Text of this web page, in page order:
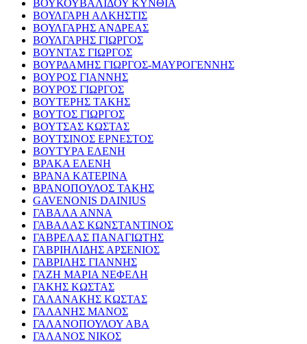
ΒΟΥΚΟΥΒΑΛΙΔΟΥ ΚΥΝΘΙΑ
ΒΟΥΛΓΑΡΗ ΑΛΚΗΣΤΙΣ
ΒΟΥΛΓΑΡΗΣ ΑΝΔΡΕΑΣ
ΒΟΥΛΓΑΡΗΣ ΓΙΩΡΓΟΣ
ΒΟΥΝΤΑΣ ΓΙΩΡΓΟΣ
ΒΟΥΡΔΑΜΗΣ ΓΙΩΡΓΟΣ-ΜΑΥΡΟΓΕΝΝΗΣ
ΒΟΥΡΟΣ ΓΙΑΝΝΗΣ
ΒΟΥΡΟΣ ΓΙΩΡΓΟΣ
ΒΟΥΤΕΡΗΣ ΤΑΚΗΣ
ΒΟΥΤΟΣ ΓΙΩΡΓΟΣ
ΒΟΥΤΣΑΣ ΚΩΣΤΑΣ
ΒΟΥΤΣΙΝΟΣ ΕΡΝΕΣΤΟΣ
ΒΟΥΤΥΡΑ ΕΛΕΝΗ
ΒΡΑΚΑ ΕΛΕΝΗ
ΒΡΑΝΑ ΚΑΤΕΡΙΝΑ
ΒΡΑΝΟΠΟΥΛΟΣ ΤΑΚΗΣ
GAVENONIS DAINIUS
ΓΑΒΑΛΑ ΑΝΝΑ
ΓΑΒΑΛΑΣ ΚΩΝΣΤΑΝΤΙΝΟΣ
ΓΑΒΡΕΛΑΣ ΠΑΝΑΓΙΩΤΗΣ
ΓΑΒΡΙΗΛΙΔΗΣ ΑΡΣΕΝΙΟΣ
ΓΑΒΡΙΛΗΣ ΓΙΑΝΝΗΣ
ΓΑΖΗ ΜΑΡΙΑ ΝΕΦΕΛΗ
ΓΑΚΗΣ ΚΩΣΤΑΣ
ΓΑΛΑΝΑΚΗΣ ΚΩΣΤΑΣ
ΓΑΛΑΝΗΣ ΜΑΝΟΣ
ΓΑΛΑΝΟΠΟΥΛΟΥ ΑΒΑ
ΓΑΛΑΝΟΣ ΝΙΚΟΣ